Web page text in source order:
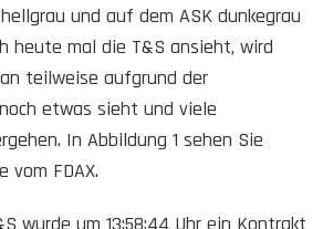
und auf dem ASK dunkegrau
heute mal die T&S ansieht, wird
teilweise aufgrund der
etwas sieht und viele
In Abbildung 1 sehen Sie
vom FDAX.